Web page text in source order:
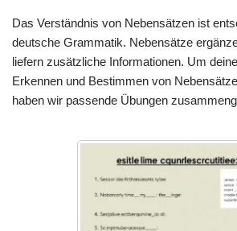
Das Verständnis von Nebensätzen ist
deutsche Grammatik. Nebensätze
liefern zusätzliche Informationen. Um
Erkennen und Bestimmen von
haben wir passende Übungen